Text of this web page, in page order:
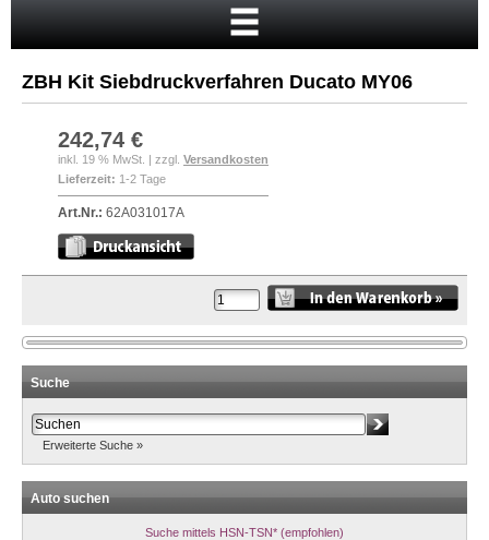
Neukunde?
Kasse
Anmelden
ZBH Kit Siebdruckverfahren Ducato MY06
242,74 €
inkl. 19 % MwSt. | zzgl. Versandkosten
Lieferzeit: 1-2 Tage
Art.Nr.: 62A031017A
Suche
Erweiterte Suche »
Auto suchen
Suche mittels HSN-TSN* (empfohlen)